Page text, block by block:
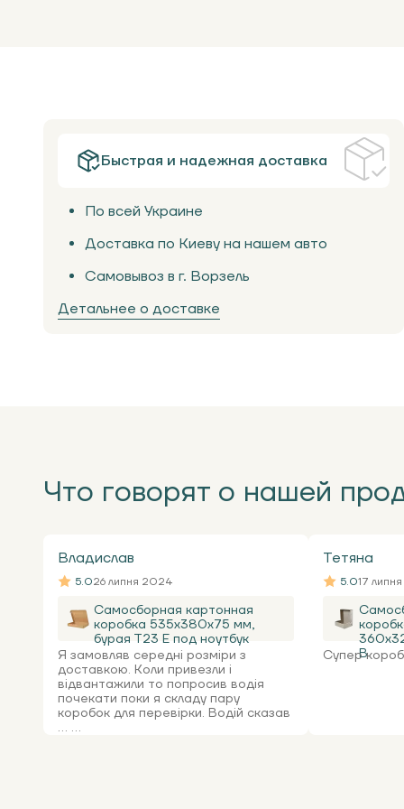
Быстрая и надежная доставка
По всей Украине
Доставка по Киеву на нашем авто
Самовывоз в г. Ворзель
Детальнее о доставке
Что говорят о нашей
Владислав
5.026 липня 2024
Самосборная картонная
коробка 535x380x75 мм,
бурая Т23 Е под ноутбук
Я замовляв середні розміри з
доставкою. Коли привезли і
відвантажили то попросив водія
почекати поки я складу пару
коробок для перевірки. Водій сказав
... ...
Тетяна
5.017
В
Супер